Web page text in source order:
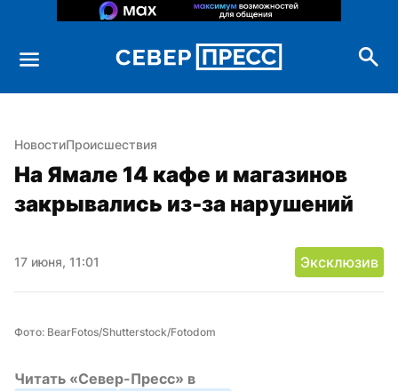
НовостиПроисшествия
На Ямале 14 кафе и магазинов
закрывались из-за нарушений
17 июня, 11:01 Эксклюзив
Фото: BearFotos/Shutterstock/Fotodom
Читать «Север-Пресс» в